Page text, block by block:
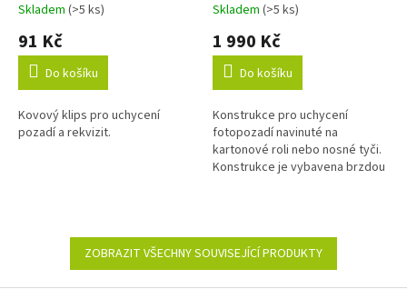
Průměrné
hodnocení
produktu
1,0
5
hvězdiček.
Skladem (>5 ks)
91 Kč
Do košíku
Kovový klips pro uchycení
pozadí a rekvizit.
Průměrné
produktu
5,0
5
hvězdiček.
Skladem (>5 ks)
1 990 Kč
Do košíku
Konstrukce pro uchycení
fotopozadí navinuté na
kartonové roli nebo nosné tyči.
Konstrukce je vybavena brzdou
ZOBRAZIT VŠECHNY SOUVISEJÍCÍ PRODUKTY